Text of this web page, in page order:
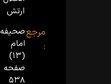
ارتش
مرجع
:
صحیفه
امام
(۱۳)
صفحه
۵۳۸